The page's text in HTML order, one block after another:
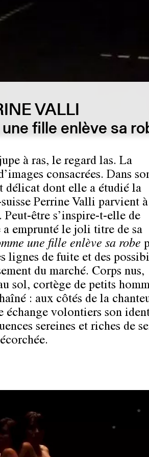
VALLI
fille enlève sa
à ras, le regard las. La
consacrées. Dans
délicat dont elle a étudié la
Perrine Valli parvient à
Peut-être s’inspire-t-elle de
emprunté le joli titre de sa
une fille enlève sa robe
lignes de fuite et des
du marché. Corps nus,
sol, cortège de petits
: aux côtés de la
échange volontiers son
sereines et riches de